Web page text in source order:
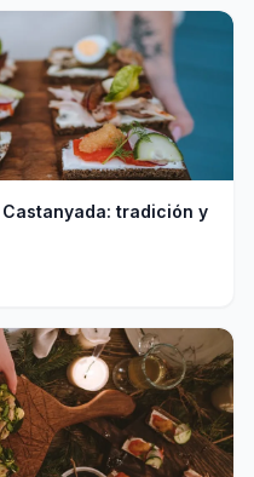
tradición y